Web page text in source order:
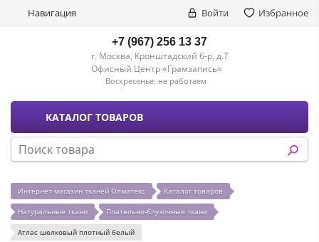
Навигация Войти Избранное
+7 (967) 256 13 37
г. Москва, Кронштадский б-р, д.7
Офисный Центр «Грамзапись»
Воскресенье: не работаем
КАТАЛОГ ТОВАРОВ
Интернет-магазин тканей Олматекс Каталог товаров
Натуральные ткани Плательно-блузочные ткани
Атлас шелковый плотный белый